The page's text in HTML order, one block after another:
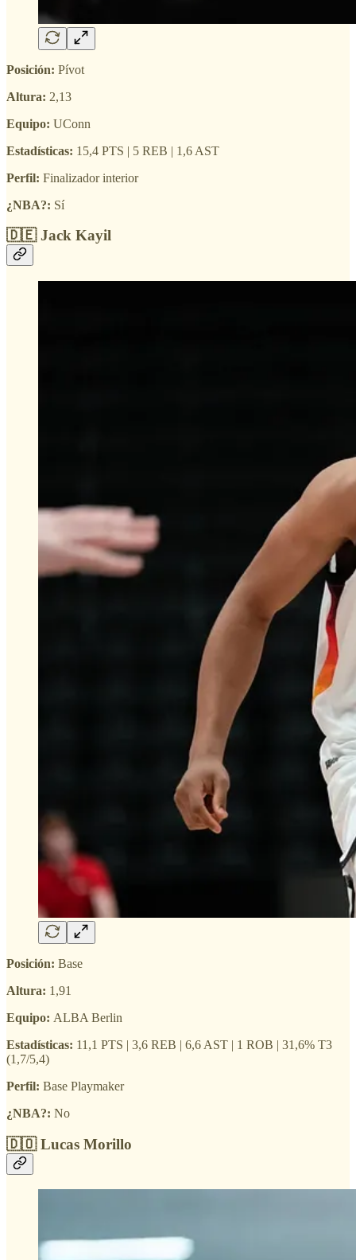
Posición: Pívot
Altura: 2,13
Equipo: UConn
Estadísticas: 15,4 PTS | 5 REB | 1,6 AST
Perfil: Finalizador interior
¿NBA?: Sí
🇩🇪 Jack Kayil
Posición: Base
Altura: 1,91
Equipo: ALBA Berlin
Estadísticas: 11,1 PTS | 3,6 REB | 6,6 AST | 1 ROB | 31,6% T3
(1,7/5,4)
Perfil: Base Playmaker
¿NBA?: No
🇩🇴 Lucas Morillo